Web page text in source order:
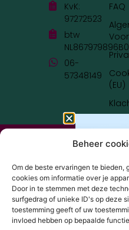
Beheer
Om de beste ervaringen te
cookies om informatie over je
Door in te stemmen met deze
surfgedrag of unieke ID's op deze
toestemming geeft of uw
invloed hebben op bepaalde
KvK:
97272523
btw
06-
57348149
FAQ
(EU)
© LOEV'S 2023 - 2026